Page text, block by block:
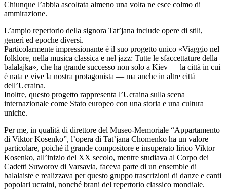
Chiunque l’abbia ascoltata almeno una volta ne esce colmo di
ammirazione.
L’ampio repertorio della signora Tat’jana include opere di stili,
generi ed epoche diversi.
Particolarmente impressionante è il suo progetto unico «Viaggio nel
folklore, nella musica classica e nel jazz: Tutte le sfaccettature della
balalajka», che ha grande successo non solo a Kiev — la città in cui
è nata e vive la nostra protagonista — ma anche in altre città
dell’Ucraina.
Inoltre, questo progetto rappresenta l’Ucraina sulla scena
internazionale come Stato europeo con una storia e una cultura
uniche.
Per me, in qualità di direttore del Museo-Memoriale “Appartamento
di Viktor Kosenko”, l’opera di Tat’jana Chomenko ha un valore
particolare, poiché il grande compositore e insuperato lirico Viktor
Kosenko, all’inizio del XX secolo, mentre studiava al Corpo dei
Cadetti Suworov di Varsavia, faceva parte di un ensemble di
balalaiste e realizzava per questo gruppo trascrizioni di danze e canti
popolari ucraini, nonché brani del repertorio classico mondiale.